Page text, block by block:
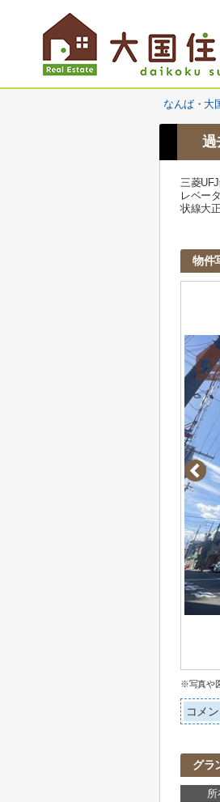
なんば・大
過
三菱
レベー
状線大
物件
※写真や
コメ
グラ
所